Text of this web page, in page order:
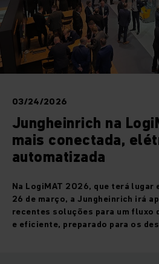
03/24/2026
Jungheinrich na
mais conectada,
automatizada
Na LogiMAT 2026, que terá lugar
26 de março, a Jungheinrich irá
recentes soluções para um fluxo
e eficiente, preparado para os